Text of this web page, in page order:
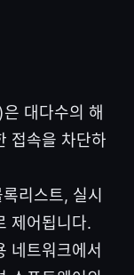
대다수의 해
접속을 차단하
리스트, 실시
제어됩니다.
네트워크에서